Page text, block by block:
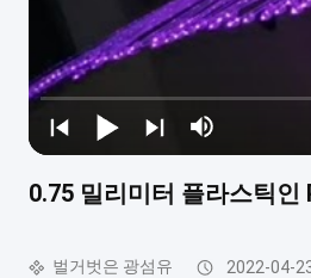
0.75 밀리미터 플라스틱
벌거벗은 광섬유 2022-04-